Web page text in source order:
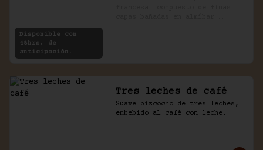
Disponible con
48hrs. de
anticipación.
Tres leches de café
Suave bizcocho de tres leches,
embebido al café con leche.